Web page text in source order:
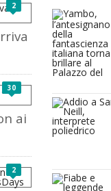
2
30
ai
2